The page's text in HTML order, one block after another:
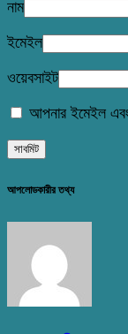
নাম
ইমেইল
ওয়েবসাইট
আপনার ইমেইল
আপলোডকারীর তথ্য